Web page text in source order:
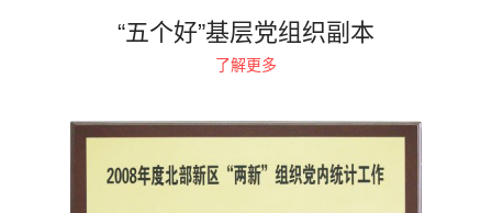
“五个好”基层党组织副本
了解更多